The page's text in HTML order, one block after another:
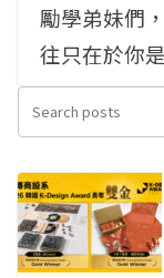
勵學弟妹們
往只在於你